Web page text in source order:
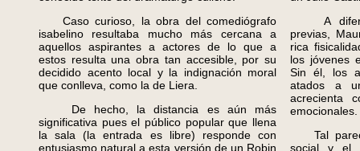
Caso curioso, la obra del comediógrafo
isabelino resultaba mucho más cercana a
aquellos aspirantes a actores de lo que a
estos resulta una obra tan accesible, por su
decidido acento local y la indignación moral
que conlleva, como la de Liera.
De hecho, la distancia es aún más
significativa pues el público popular que llena
la sala (la entrada es libre) responde con
entusiasmo natural a esta versión de un Robin
A
previas,
rica
los jóvenes
Sin él, los
atados a
acrecienta
emocionales.
Tal
social y el